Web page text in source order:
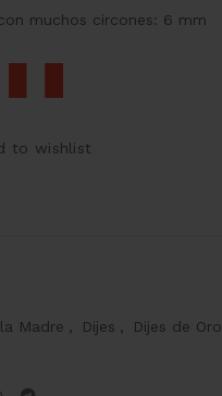
muchos circones: 6 mm
to wishlist
Madre Dijes Dijes de Oro